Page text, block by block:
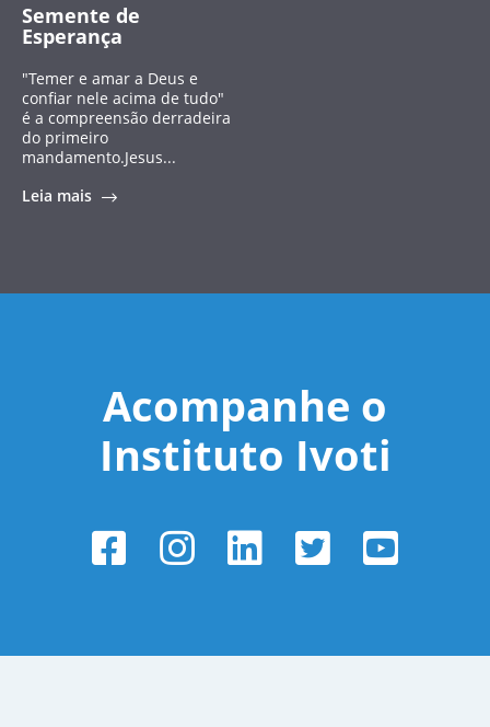
Semente de
Esperança
"Temer e amar a Deus e
confiar nele acima de tudo"
é a compreensão derradeira
do primeiro
mandamento.Jesus...
Leia mais
Acompanhe o
Instituto Ivoti